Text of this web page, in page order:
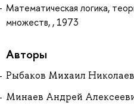
Математическая логика,
множеств, , 1973
Авторы
Рыбаков Михаил
Минаев Андрей